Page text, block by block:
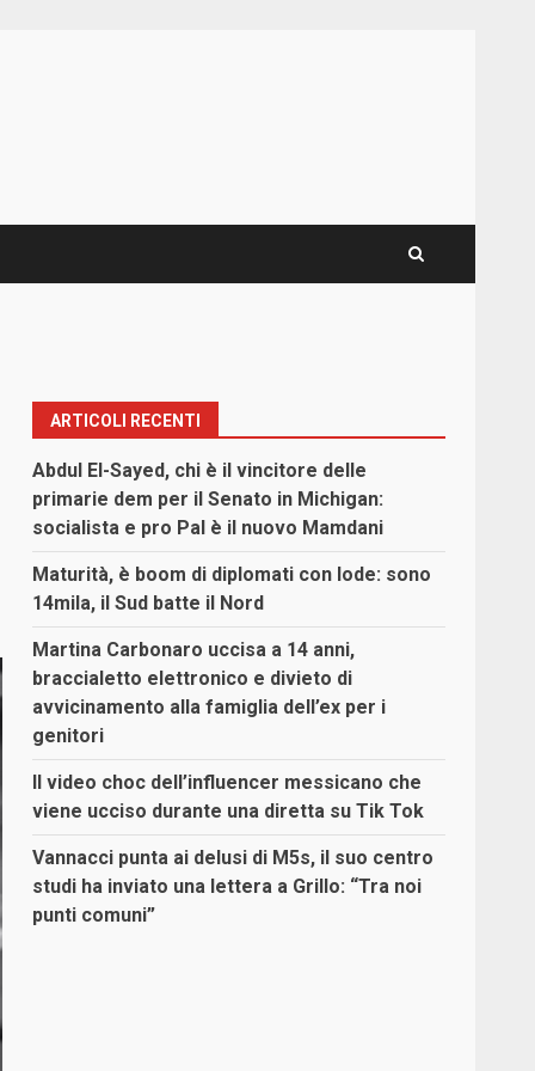
ARTICOLI RECENTI
Abdul El-Sayed, chi è il vincitore delle
primarie dem per il Senato in Michigan:
socialista e pro Pal è il nuovo Mamdani
Maturità, è boom di diplomati con lode: sono
14mila, il Sud batte il Nord
Martina Carbonaro uccisa a 14 anni,
braccialetto elettronico e divieto di
avvicinamento alla famiglia dell’ex per i
genitori
Il video choc dell’influencer messicano che
viene ucciso durante una diretta su Tik Tok
Vannacci punta ai delusi di M5s, il suo centro
studi ha inviato una lettera a Grillo: “Tra noi
punti comuni”